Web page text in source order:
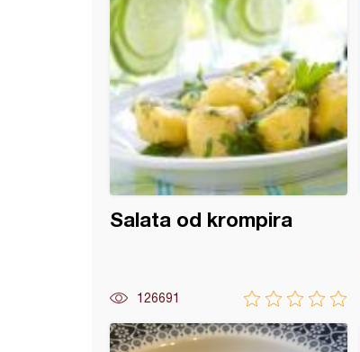
Salata od krompira
126691